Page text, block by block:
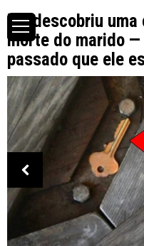
Ela descobriu
morte do marido —
passado que ele